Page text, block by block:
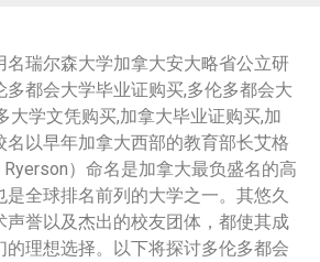
名瑞尔森大学加拿大安大略省公立研
多都会大学毕业证购买,多伦多都会大
大学文凭购买,加拿大毕业证购买,加
名以早年加拿大西部的教育部长艾格
Ryerson）命名是加拿大最负盛名的高
是全球排名前列的大学之一。其悠久
声誉以及杰出的校友团体，都使其成
的理想选择。以下将探讨多伦多都会